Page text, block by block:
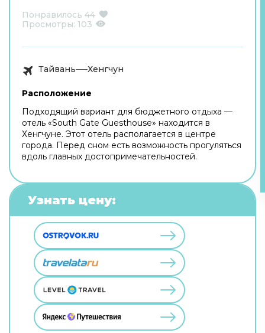
Понравилось 44
Просмотры: 103
Тайвань Хенгчун
Расположение
Подходящий вариант для бюджетного отдыха —
отель «South Gate Guesthouse» находится в
Хенгчуне. Этот отель располагается в центре
города. Перед сном есть возможность прогуляться
вдоль главных достопримечательностей.
Узнать цену: